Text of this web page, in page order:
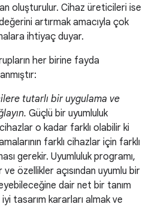
oluşturulur. Cihaz üreticileri ise
artırmak amacıyla çok
ihtiyaç duyar.
her birine fayda
tutarlı bir uygulama ve
Güçlü bir uyumluluk
o kadar farklı olabilir ki
farklı cihazlar için farklı
gerekir. Uyumluluk programı,
özellikler açısından uyumlu bir
dair net bir tanım
tasarım kararları almak ve